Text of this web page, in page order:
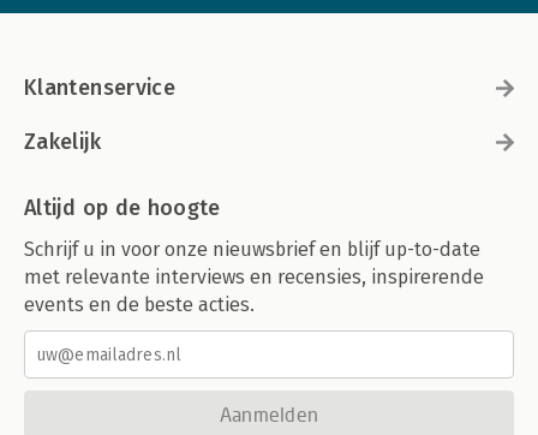
Klantenservice
Zakelijk
Altijd op de hoogte
Schrijf u in voor onze nieuwsbrief en blijf up-to-date
met relevante interviews en recensies, inspirerende
events en de beste acties.
Aanmelden